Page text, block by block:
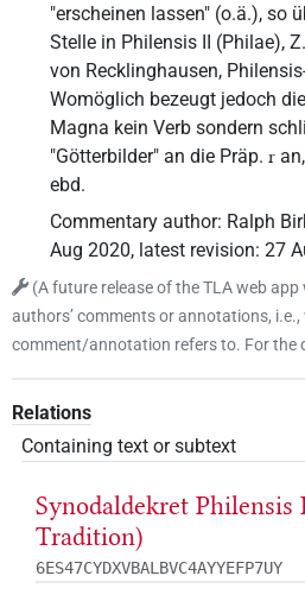
"erscheinen lassen" (o.ä.), so
Stelle in Philensis II (Philae),
von Recklinghausen,
Womöglich bezeugt jedoch
Magna kein Verb sondern
"Götterbilder" an die Präp. r
ebd.
Commentary author: Ralph
Aug 2020, latest revision: 27
(A future release of the TLA web
authors’ comments or annotations,
comment/annotation refers to. For the
Relations
Containing text or subtext
Synodaldekret Philensis
Tradition)
6ES47CYDXVBALBVC4AYYEFP7UY